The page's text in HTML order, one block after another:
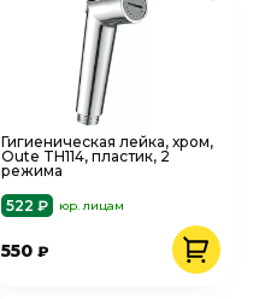
Гигиеническая лейка, хром,
Oute TH114, пластик, 2
режима
522 ₽
юр. лицам
550₽